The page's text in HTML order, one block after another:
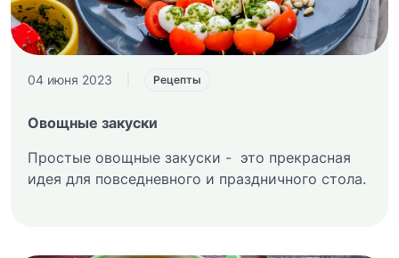
04 июня 2023 Рецепты
Овощные закуски
Простые овощные закуски - это прекрасная
идея для повседневного и праздничного стола.